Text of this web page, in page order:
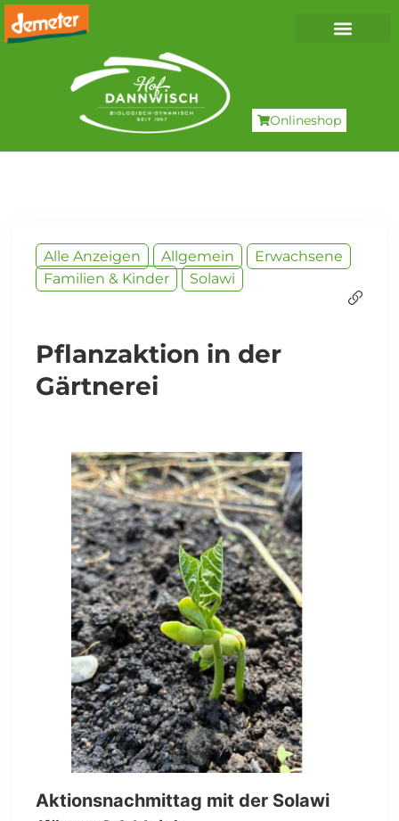
Onlineshop
Alle Anzeigen Allgemein
Erwachsene
Familien & Kinder
Solawi
Pflanzaktion in der
Gärtnerei
Aktionsnachmittag mit der Solawi